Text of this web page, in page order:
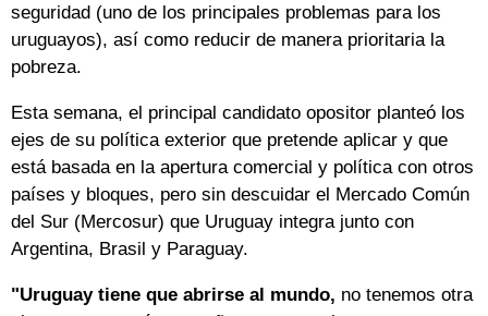
seguridad (uno de los principales problemas para los
uruguayos), así como reducir de manera prioritaria la
pobreza.
Esta semana, el principal candidato opositor planteó los
ejes de su política exterior que pretende aplicar y que
está basada en la apertura comercial y política con otros
países y bloques, pero sin descuidar el Mercado Común
del Sur (Mercosur) que Uruguay integra junto con
Argentina, Brasil y Paraguay.
"Uruguay tiene que abrirse al mundo, no tenemos otra